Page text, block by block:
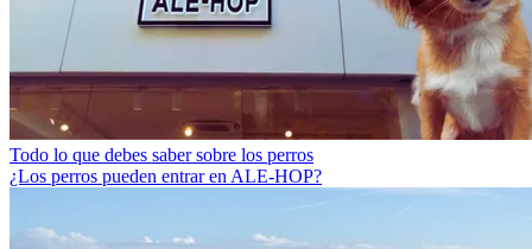
Todo lo que debes saber sobre los perros
¿Los perros pueden entrar en ALE-HOP?